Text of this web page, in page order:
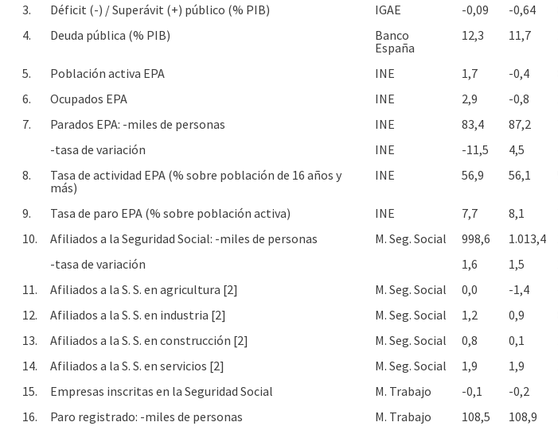
3.
Déficit (-) / Superávit (+) público (% PIB) IGAE -0,09 -0,64
4.
Deuda pública (% PIB)
Banco
España
12,3 11,7
5. Población activa EPA INE 1,7 -0,4
6.
Ocupados EPA INE 2,9 -0,8
7.
Parados EPA: -miles de personas INE 83,4 87,2
-tasa de variación
INE -11,5 4,5
8.
Tasa de actividad EPA (% sobre población de 16 años y
más)
INE 56,9 56,1
9. Tasa de paro EPA (% sobre población activa) INE 7,7 8,1
10.
Afiliados a la Seguridad Social: -miles de personas M. Seg. Social 998,6 1.013,4
-tasa de variación
1,6 1,5
11.
Afiliados a la S. S. en agricultura [2] M. Seg. Social 0,0 -1,4
12.
Afiliados a la S. S. en industria [2] M. Seg. Social 1,2 0,9
13.
Afiliados a la S. S. en construcción [2] M. Seg. Social 0,8 0,1
14.
Afiliados a la S. S. en servicios [2] M. Seg. Social 1,9 1,9
15.
Empresas inscritas en la Seguridad Social M. Trabajo -0,1 -0,2
16.
Paro registrado: -miles de personas M. Trabajo 108,5 108,9